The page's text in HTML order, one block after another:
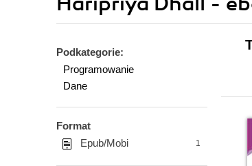
Podkategorie:
Programowanie
Dane
Format
Epub/Mobi
1